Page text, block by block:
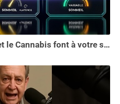
Ce que l'Alcool, le Café et le Cannabis font à votre sommeil vous choquera